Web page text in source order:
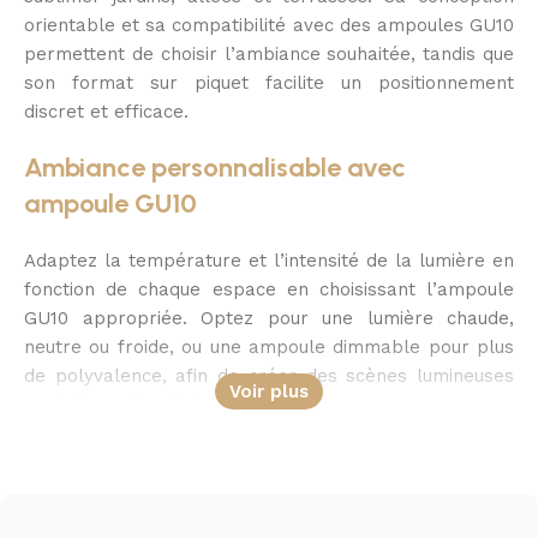
orientable et sa compatibilité avec des ampoules GU10
permettent de choisir l’ambiance souhaitée, tandis que
son format sur piquet facilite un positionnement
discret et efficace.
Ambiance personnalisable avec
ampoule GU10
Adaptez la température et l’intensité de la lumière en
fonction de chaque espace en choisissant l’ampoule
GU10 appropriée. Optez pour une lumière chaude,
neutre ou froide, ou une ampoule dimmable pour plus
de polyvalence, afin de créer des scènes lumineuses
parfaitement maîtrisées.
Voir plus